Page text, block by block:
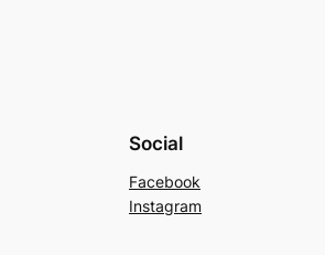
Social
Facebook
Instagram